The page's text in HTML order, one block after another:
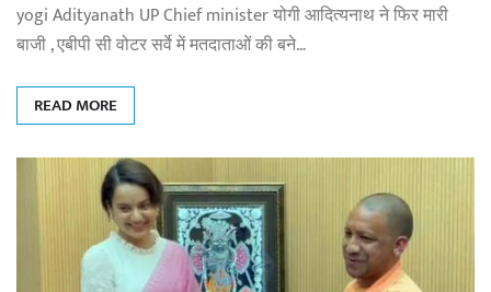
yogi Adityanath UP Chief minister योगी आदित्यनाथ ने फिर मारी
बाजी , एबीपी सी वोटर सर्वे में मतदाताओं की बने…
READ MORE